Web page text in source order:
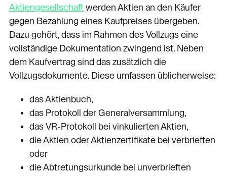
Aktiengesellschaft werden Aktien an den Käufer
gegen Bezahlung eines Kaufpreises übergeben.
Dazu gehört, dass im Rahmen des Vollzugs eine
vollständige Dokumentation zwingend ist. Neben
dem Kaufvertrag sind das zusätzlich die
Vollzugsdokumente. Diese umfassen üblicherweise:
das Aktienbuch,
das Protokoll der Generalversammlung,
das VR-Protokoll bei vinkulierten Aktien,
die Aktien oder Aktienzertifikate bei verbrieften
oder
die Abtretungsurkunde bei unverbrieften